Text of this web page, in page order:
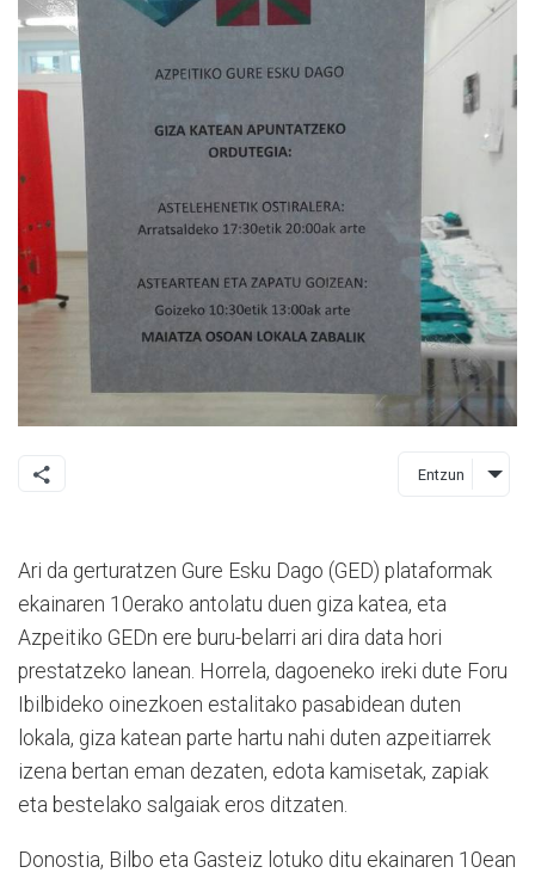
Entzun
Ari da gerturatzen Gure Esku Dago (GED) plataformak
ekainaren 10erako antolatu duen giza katea, eta
Azpeitiko GEDn ere buru-belarri ari dira data hori
prestatzeko lanean. Horrela, dagoeneko ireki dute Foru
Ibilbideko oinezkoen estalitako pasabidean duten
lokala, giza katean parte hartu nahi duten azpeitiarrek
izena bertan eman dezaten, edota kamisetak, zapiak
eta bestelako salgaiak eros ditzaten.
Donostia, Bilbo eta Gasteiz lotuko ditu ekainaren 10ean